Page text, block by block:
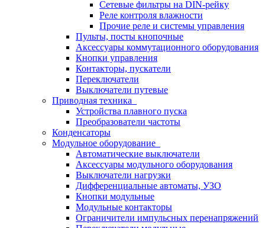
Сетевые фильтры на DIN-рейку
Реле контроля влажности
Прочие реле и системы управления
Пульты, посты кнопочные
Аксессуары коммутационного оборудования
Кнопки управления
Контакторы, пускатели
Переключатели
Выключатели путевые
Приводная техника
Устройства плавного пуска
Преобразователи частоты
Конденсаторы
Модульное оборудование
Автоматические выключатели
Аксессуары модульного оборудования
Выключатели нагрузки
Дифференциальные автоматы, УЗО
Кнопки модульные
Модульные контакторы
Ограничители импульсных перенапряжений